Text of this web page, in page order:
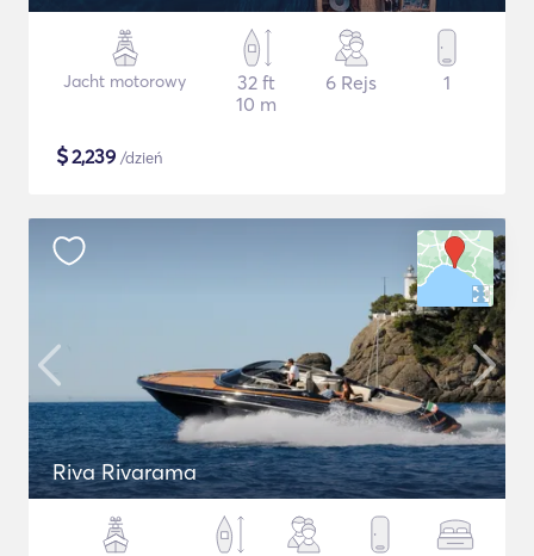
Jacht motorowy
32 ft
10 m
6 Rejs 1
$2,239 /dzień
Riva Rivarama